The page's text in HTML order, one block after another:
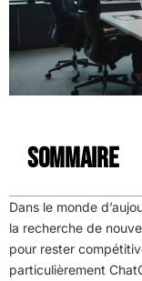
Sommaire
Dans le monde
la recherche de
pour rester
particulièrement